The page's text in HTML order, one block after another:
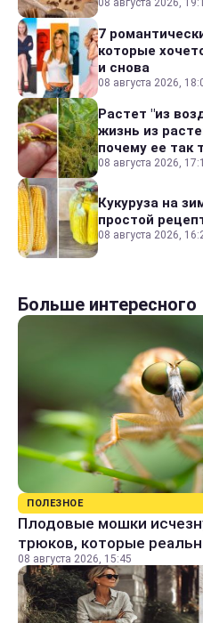
08 августа 2026,
7
которые
и снова
08 августа 2026,
Растет "из
жизнь из
почему ее так
08 августа 2026,
Кукуруза на
простой
08 августа 2026,
Больше интересного
ПОЛЕЗНОЕ
Плодовые мошки
трюков, которые
08 августа 2026, 15:45